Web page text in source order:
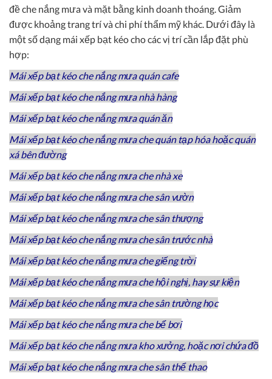
đề che nắng mưa và mặt bằng kinh doanh thoáng. Giảm
được khoảng trang trí và chi phí thẩm mỹ khác. Dưới đây là
một số dạng mái xếp bạt kéo cho các vị trí cần lắp đặt phù
hợp:
Mái xếp bạt kéo che nắng mưa quán cafe
Mái xếp bạt kéo che nắng mưa nhà hàng
Mái xếp bạt kéo che nắng mưa quán ăn
Mái xếp bạt kéo che nắng mưa che quán tạp hóa hoặc quán
xá bên đường
Mái xếp bạt kéo che nắng mưa che nhà xe
Mái xếp bạt kéo che nắng mưa che sân vườn
Mái xếp bạt kéo che nắng mưa che sân thượng
Mái xếp bạt kéo che nắng mưa che sân trước nhà
Mái xếp bạt kéo che nắng mưa che giếng trời
Mái xếp bạt kéo che nắng mưa che hội nghị, hay sự kiện
Mái xếp bạt kéo che nắng mưa che sân trường học
Mái xếp bạt kéo che nắng mưa che bể bơi
Mái xếp bạt kéo che nắng mưa kho xưởng, hoặc nơi chứa đồ
Mái xếp bạt kéo che nắng mưa che sân thể thao